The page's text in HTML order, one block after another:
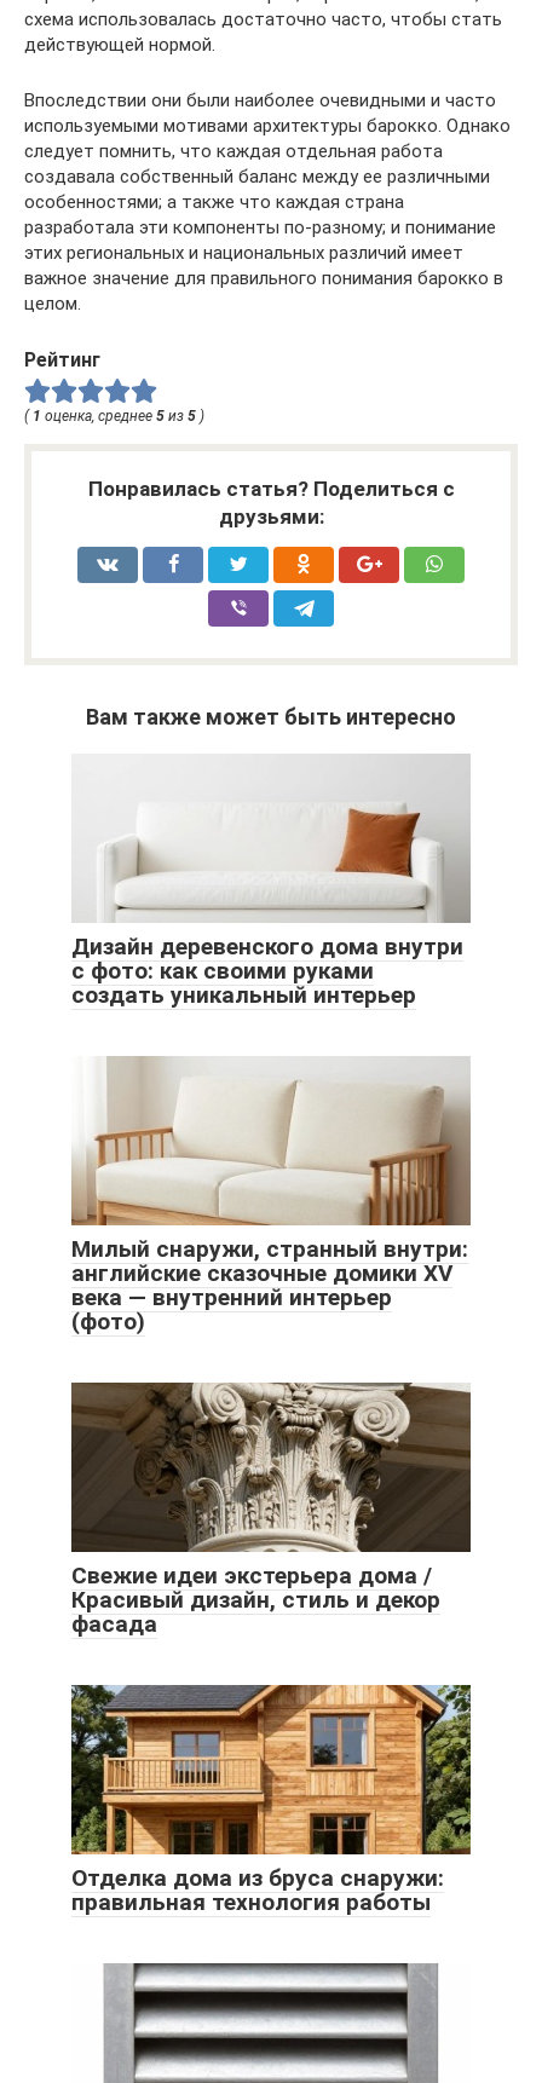
схема использовалась достаточно часто, чтобы стать
действующей нормой.
Впоследствии они были наиболее очевидными и часто
используемыми мотивами архитектуры барокко. Однако
следует помнить, что каждая отдельная работа
создавала собственный баланс между ее различными
особенностями; а также что каждая страна
разработала эти компоненты по-разному; и понимание
этих региональных и национальных различий имеет
важное значение для правильного понимания барокко в
целом.
Рейтинг
( 1 оценка, среднее 5 из 5 )
Понравилась статья? Поделиться с
друзьями:
Вам также может быть интересно
Дизайн деревенского дома внутри
с фото: как своими руками
создать уникальный интерьер
Милый снаружи, странный внутри:
английские сказочные домики XV
века — внутренний интерьер
(фото)
Свежие идеи экстерьера дома /
Красивый дизайн, стиль и декор
фасада
Отделка дома из бруса снаружи:
правильная технология работы